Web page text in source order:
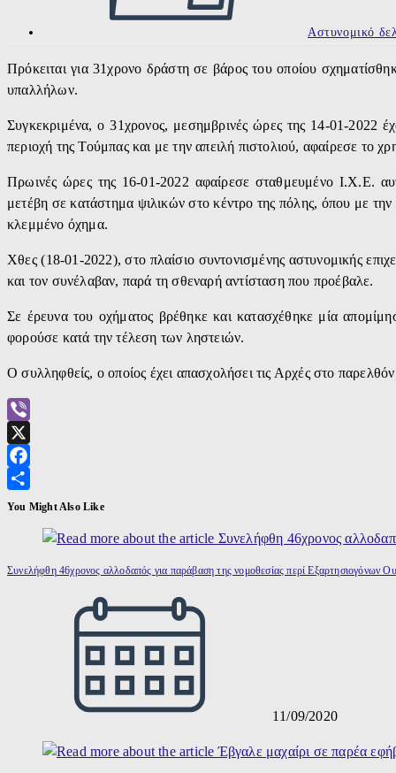
Αστυνομικό
Πρόκειται για 31χρονο δράστη σε βάρος του οποίου
υπαλλήλων.
Συγκεκριμένα, ο 31χρονος, μεσημβρινές ώρες της 14-01-2022
περιοχή της Τούμπας και με την απειλή πιστολιού, αφαίρεσε το
Πρωινές ώρες της 16-01-2022 αφαίρεσε σταθμευμένο Ι.Χ.Ε.
μετέβη σε κατάστημα ψιλικών στο κέντρο της πόλης, όπου με
κλεμμένο όχημα.
Χθες (18-01-2022), στο πλαίσιο συντονισμένης αστυνομικής
και τον συνέλαβαν, παρά τη σθεναρή αντίσταση που προέβαλε.
Σε έρευνα του οχήματος βρέθηκε και κατασχέθηκε μία
φορούσε κατά την τέλεση των ληστειών.
Ο συλληφθείς, ο οποίος έχει απασχολήσει τις Αρχές στο
Viber
X
Facebook
Μοιραστείτε
You Might Also Like
Συνελήφθη 46χρονος αλλοδαπός για παράβαση της νομοθεσίας περί Εξαρτησιογόνων
11/09/2020